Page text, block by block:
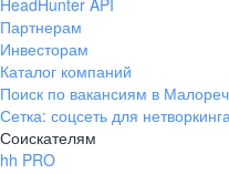
HeadHunter API
Партнерам
Инвесторам
Каталог компаний
Поиск по вакансиям в
Сетка: соцсеть для
Соискателям
hh PRO